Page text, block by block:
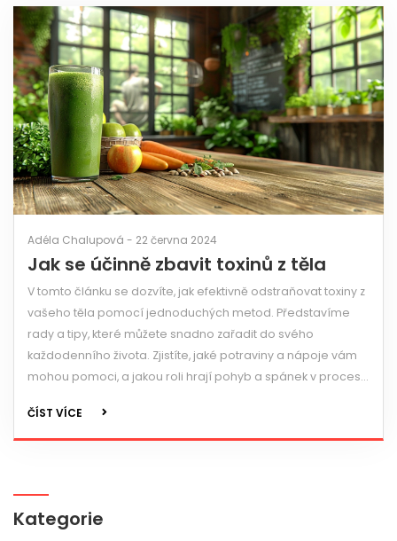
Adéla Chalupová - 22 června 2024
Jak se účinně zbavit toxinů z těla
V tomto článku se dozvíte, jak efektivně odstraňovat toxiny z
vašeho těla pomocí jednoduchých metod. Představíme
rady a tipy, které můžete snadno zařadit do svého
každodenního života. Zjistíte, jaké potraviny a nápoje vám
mohou pomoci, a jakou roli hrají pohyb a spánek v procesu
ČÍST VÍCE
Kategorie